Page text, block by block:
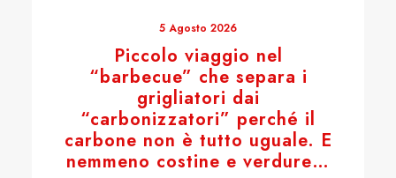
5 Agosto 2026
Piccolo viaggio nel
“barbecue” che separa i
grigliatori dai
“carbonizzatori” perché il
carbone non è tutto uguale. E
nemmeno costine e verdure…